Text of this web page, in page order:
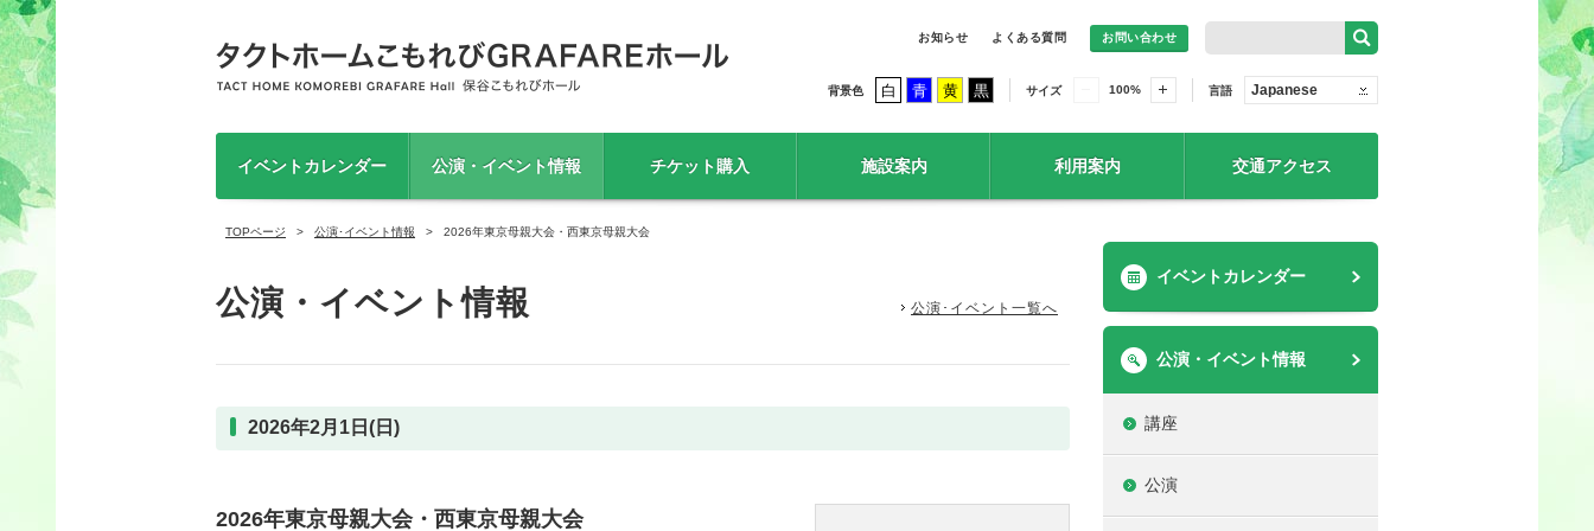
お知らせ よくある質問 お問い合わせ
背景色 白 青 黄 黒 サイズ 100% 言語 Japanese
イベントカレンダー 公演・イベント情報 チケット購入 施設案内 利用案内 交通アクセス
TOPページ 公演･イベント情報 2026年東京母親大会・西東京母親大会
公演・イベント情報 公演･イベント一覧へ
2026年2月1日(日)
2026年東京母親大会・西東京母親大会
イベントカレンダー
公演・イベント情報
講座
公演